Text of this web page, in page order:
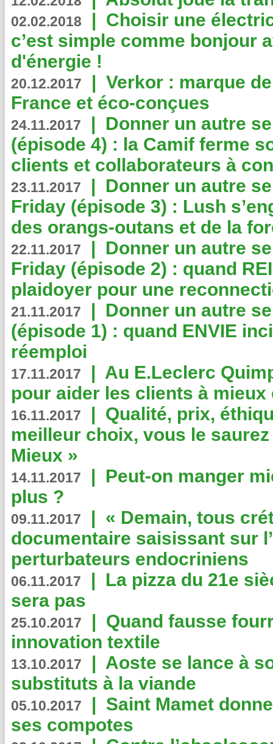
02.02.2018 | Choisir une
c’est simple comme bonjour
d'énergie !
20.12.2017 | Verkor : marque
France et éco-conçues
24.11.2017 | Donner un autre
(épisode 4) : la Camif ferme
clients et collaborateurs à
23.11.2017 | Donner un autre
Friday (épisode 3) : Lush
des orangs-outans et de la
22.11.2017 | Donner un autre
Friday (épisode 2) : quand
plaidoyer pour une
21.11.2017 | Donner un autre
(épisode 1) : quand ENVIE
réemploi
17.11.2017 | Au E.Leclerc
pour aider les clients à
16.11.2017 | Qualité, prix,
meilleur choix, vous le
Mieux »
14.11.2017 | Peut-on manger
plus ?
09.11.2017 | « Demain, tous
documentaire saisissant sur
perturbateurs endocriniens
06.11.2017 | La pizza du 21e
sera pas
25.10.2017 | Quand fausse
innovation textile
13.10.2017 | Aoste se lance à
substituts à la viande
05.10.2017 | Saint Mamet
ses compotes